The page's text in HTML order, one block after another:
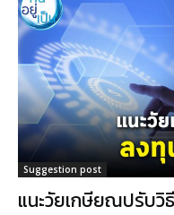
Suggestion post
แนะวัยเกษียณปรับวิ